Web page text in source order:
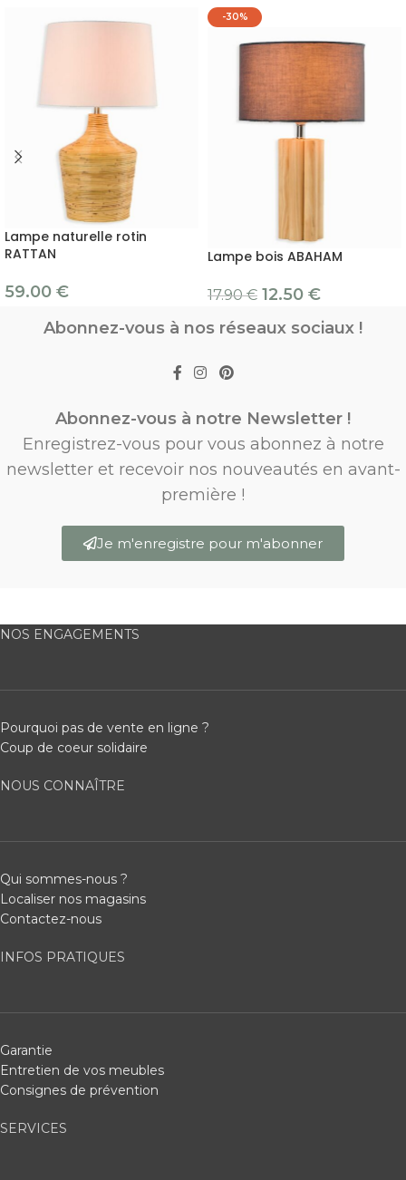
Lampe naturelle rotin
RATTAN
59.00 €
-30%
Lampe bois ABAHAM
17.90€ 12.50 €
Abonnez-vous à nos réseaux sociaux !
Abonnez-vous à notre Newsletter !
Enregistrez-vous pour vous abonnez à notre
newsletter et recevoir nos nouveautés en avant-
première !
Je m'enregistre pour m'abonner
NOS ENGAGEMENTS
Pourquoi pas de vente en ligne ?
Coup de coeur solidaire
NOUS CONNAÎTRE
Qui sommes-nous ?
Localiser nos magasins
Contactez-nous
INFOS PRATIQUES
Garantie
Entretien de vos meubles
Consignes de prévention
SERVICES